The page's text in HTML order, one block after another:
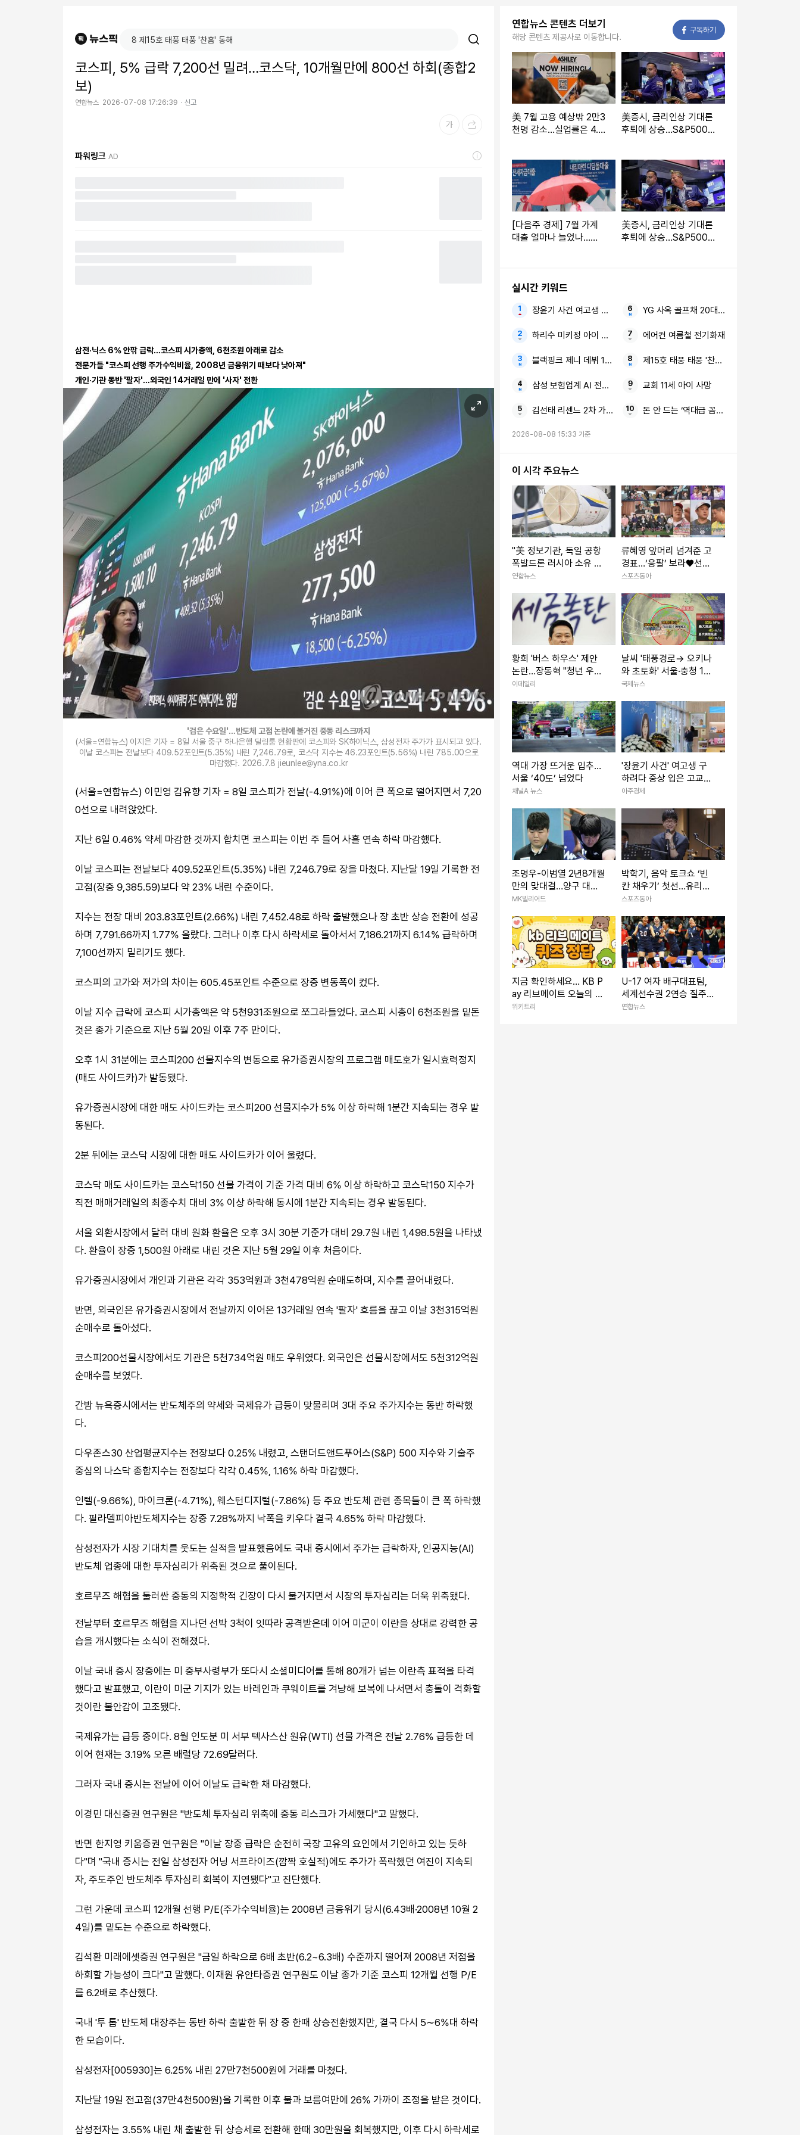
코스피, 5% 급락 7,200선 밀려…코스닥, 10개월만에 800선 하회(종합2
보)
연합뉴스 2026-07-08 17:26:39 신고
파워링크 AD
삼전·닉스 6% 안팎 급락…코스피 시가총액, 6천조원 아래로 감소
전문가들 "코스피 선행 주가수익비율, 2008년 금융위기 때보다 낮아져"
개인·기관 동반 '팔자'…외국인 14거래일 만에 '사자' 전환
'검은 수요일'…반도체 고점 논란에 불거진 중동 리스크까지
(서울=연합뉴스) 이지은 기자 = 8일 서울 중구 하나은행 딜링룸 현황판에 코스피와 SK하이닉스, 삼성전자 주가가 표시되고 있다.
이날 코스피는 전날보다 409.52포인트(5.35%) 내린 7,246.79로, 코스닥 지수는 46.23포인트(5.56%) 내린 785.00으로
마감했다. 2026.7.8 jieunlee@yna.co.kr
(서울=연합뉴스) 이민영 김유향 기자 = 8일 코스피가 전날(-4.91%)에 이어 큰 폭으로 떨어지면서 7,20
0선으로 내려앉았다.
지난 6일 0.46% 약세 마감한 것까지 합치면 코스피는 이번 주 들어 사흘 연속 하락 마감했다.
이날 코스피는 전날보다 409.52포인트(5.35%) 내린 7,246.79로 장을 마쳤다. 지난달 19일 기록한 전
고점(장중 9,385.59)보다 약 23% 내린 수준이다.
지수는 전장 대비 203.83포인트(2.66%) 내린 7,452.48로 하락 출발했으나 장 초반 상승 전환에 성공
하며 7,791.66까지 1.77% 올랐다. 그러나 이후 다시 하락세로 돌아서서 7,186.21까지 6.14% 급락하며
7,100선까지 밀리기도 했다.
코스피의 고가와 저가의 차이는 605.45포인트 수준으로 장중 변동폭이 컸다.
이날 지수 급락에 코스피 시가총액은 약 5천931조원으로 쪼그라들었다. 코스피 시총이 6천조원을 밑돈
것은 종가 기준으로 지난 5월 20일 이후 7주 만이다.
오후 1시 31분에는 코스피200 선물지수의 변동으로 유가증권시장의 프로그램 매도호가 일시효력정지
(매도 사이드카)가 발동됐다.
유가증권시장에 대한 매도 사이드카는 코스피200 선물지수가 5% 이상 하락해 1분간 지속되는 경우 발
동된다.
2분 뒤에는 코스닥 시장에 대한 매도 사이드카가 이어 울렸다.
코스닥 매도 사이드카는 코스닥150 선물 가격이 기준 가격 대비 6% 이상 하락하고 코스닥150 지수가
직전 매매거래일의 최종수치 대비 3% 이상 하락해 동시에 1분간 지속되는 경우 발동된다.
서울 외환시장에서 달러 대비 원화 환율은 오후 3시 30분 기준가 대비 29.7원 내린 1,498.5원을 나타냈
다. 환율이 장중 1,500원 아래로 내린 것은 지난 5월 29일 이후 처음이다.
유가증권시장에서 개인과 기관은 각각 353억원과 3천478억원 순매도하며, 지수를 끌어내렸다.
반면, 외국인은 유가증권시장에서 전날까지 이어온 13거래일 연속 '팔자' 흐름을 끊고 이날 3천315억원
순매수로 돌아섰다.
코스피200선물시장에서도 기관은 5천734억원 매도 우위였다. 외국인은 선물시장에서도 5천312억원
순매수를 보였다.
간밤 뉴욕증시에서는 반도체주의 약세와 국제유가 급등이 맞물리며 3대 주요 주가지수는 동반 하락했
다.
다우존스30 산업평균지수는 전장보다 0.25% 내렸고, 스탠더드앤드푸어스(S&P) 500 지수와 기술주
중심의 나스닥 종합지수는 전장보다 각각 0.45%, 1.16% 하락 마감했다.
인텔(-9.66%), 마이크론(-4.71%), 웨스턴디지털(-7.86%) 등 주요 반도체 관련 종목들이 큰 폭 하락했
다. 필라델피아반도체지수는 장중 7.28%까지 낙폭을 키우다 결국 4.65% 하락 마감했다.
삼성전자가 시장 기대치를 웃도는 실적을 발표했음에도 국내 증시에서 주가는 급락하자, 인공지능(AI)
반도체 업종에 대한 투자심리가 위축된 것으로 풀이된다.
호르무즈 해협을 둘러싼 중동의 지정학적 긴장이 다시 불거지면서 시장의 투자심리는 더욱 위축됐다.
전날부터 호르무즈 해협을 지나던 선박 3척이 잇따라 공격받은데 이어 미군이 이란을 상대로 강력한 공
습을 개시했다는 소식이 전해졌다.
이날 국내 증시 장중에는 미 중부사령부가 또다시 소셜미디어를 통해 80개가 넘는 이란측 표적을 타격
했다고 발표했고, 이란이 미군 기지가 있는 바레인과 쿠웨이트를 겨냥해 보복에 나서면서 충돌이 격화할
것이란 불안감이 고조됐다.
국제유가는 급등 중이다. 8월 인도분 미 서부 텍사스산 원유(WTI) 선물 가격은 전날 2.76% 급등한 데
이어 현재는 3.19% 오른 배럴당 72.69달러다.
그러자 국내 증시는 전날에 이어 이날도 급락한 채 마감했다.
이경민 대신증권 연구원은 "반도체 투자심리 위축에 중동 리스크가 가세했다"고 말했다.
반면 한지영 키움증권 연구원은 "이날 장중 급락은 순전히 국장 고유의 요인에서 기인하고 있는 듯하
다"며 "국내 증시는 전일 삼성전자 어닝 서프라이즈(깜짝 호실적)에도 주가가 폭락했던 여진이 지속되
자, 주도주인 반도체주 투자심리 회복이 지연됐다"고 진단했다.
그런 가운데 코스피 12개월 선행 P/E(주가수익비율)는 2008년 금융위기 당시(6.43배·2008년 10월 2
4일)를 밑도는 수준으로 하락했다.
김석환 미래에셋증권 연구원은 "금일 하락으로 6배 초반(6.2~6.3배) 수준까지 떨어져 2008년 저점을
하회할 가능성이 크다"고 말했다. 이재원 유안타증권 연구원도 이날 종가 기준 코스피 12개월 선행 P/E
를 6.2배로 추산했다.
국내 '투 톱' 반도체 대장주는 동반 하락 출발한 뒤 장 중 한때 상승전환했지만, 결국 다시 5∼6%대 하락
한 모습이다.
삼성전자[005930]는 6.25% 내린 27만7천500원에 거래를 마쳤다.
지난달 19일 전고점(37만4천500원)을 기록한 이후 불과 보름여만에 26% 가까이 조정을 받은 것이다.
삼성전자는 3.55% 내린 채 출발한 뒤 상승세로 전환해 한때 30만원을 회복했지만, 이후 다시 하락세로
연합뉴스 콘텐츠 더보기
해당 콘텐츠 제공사로 이동합니다.
구독하기
美 7월 고용 예상밖 2만3
천명 감소…실업률은 4.
美증시, 금리인상 기대론
후퇴에 상승…S&P500
[다음주 경제] 7월 가계
대출 얼마나 늘었나…고
美증시, 금리인상 기대론
후퇴에 상승…S&P500
실시간 키워드
장윤기 사건 여고생 고교생
하리수 미키정 아이 못 낳아
블랙핑크 제니 데뷔 10주년 장문의 편지
삼성 보험업계 AI 전면전
김선태 리센느 2차 가해 논란 8초짜리 근황 영상
YG 사옥 골프채 20대 여성
에어컨 여름철 전기화재
제15호 태풍 태풍 '찬홈' 동해
교회 11세 아이 사망
돈 안 드는 ‘역대급 꼼수’ 비닐 1장 화장실 바닥
2026-08-08 15:33 기준
이 시각 주요뉴스
"美 정보기관, 독일 공항
폭발드론 러시아 소유 가
능성 제기"
연합뉴스
류혜영 앞머리 넘겨준 고
경표…‘응팔’ 보라♥선우
소환 (나혼산)
스포츠동아
황희 '버스 하우스' 제안
논란…장동혁 "청년 우롱
하는 정책"
이데일리
날씨 '태풍경로→ 오키나
와 초토화' 서울·충청 10
0mm이상 소나기 주말날
국제뉴스
역대 가장 뜨거운 입추…
서울 ‘40도’ 넘었다
채널A 뉴스
'장윤기 사건' 여고생 구
하려다 중상 입은 고교생,
의상자 인정
아주경제
조명우-이범열 2년8개월
만의 맞대결…양구 대한
당구연맹회장배 男4강서
MK빌리어드
박학기, 음악 토크쇼 ‘빈
칸 채우기’ 첫선…유리상
자와 출발
스포츠동아
지금 확인하세요… KB P
ay 리브메이트 오늘의 퀴
즈 '8월 8일' 정답
위키트리
U-17 여자 배구대표팀,
세계선수권 2연승 질주…
대만 3-1 제압
연합뉴스